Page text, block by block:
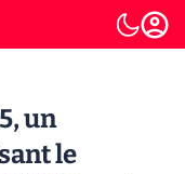
un
le